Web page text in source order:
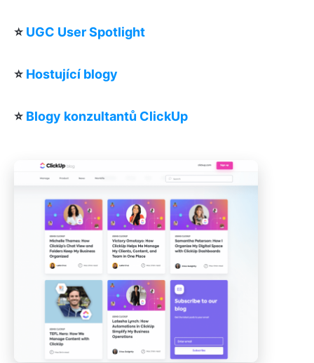
⭐️ UGC User Spotlight
⭐️ Hostující blogy
⭐️ Blogy konzultantů ClickUp